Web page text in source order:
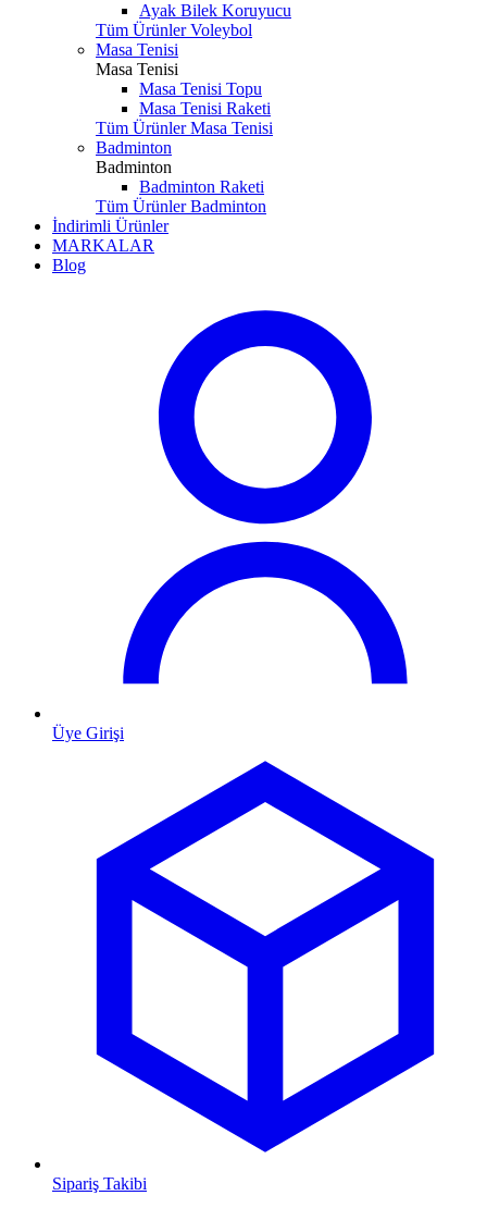
Ayak Bilek Koruyucu
Tüm Ürünler Voleybol
Masa Tenisi
Masa Tenisi
Masa Tenisi Topu
Masa Tenisi Raketi
Tüm Ürünler Masa Tenisi
Badminton
Badminton
Badminton Raketi
Tüm Ürünler Badminton
İndirimli Ürünler
MARKALAR
Blog
Üye Girişi
Sipariş Takibi